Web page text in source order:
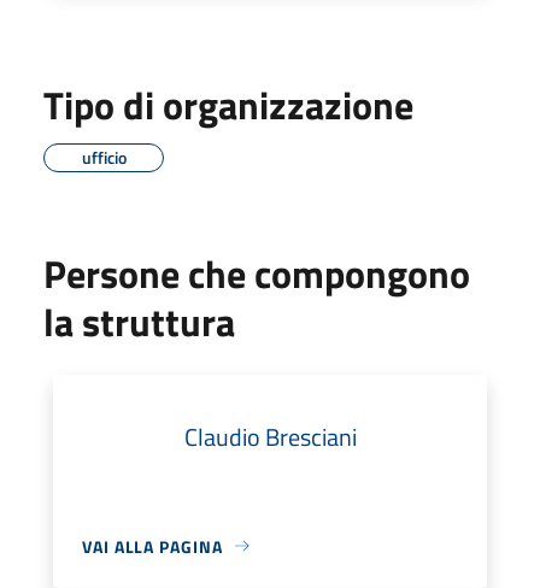
Tipo di organizzazione
ufficio
Persone che compongono
la struttura
Claudio Bresciani
VAI ALLA PAGINA